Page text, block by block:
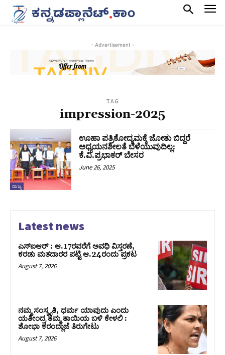
- Advertisement -
TAG
impression-2025
ರಾಜ್ಯ
ಊಹಾ ಪತ್ರಿಕೋದ್ಯಮಕ್ಕೆ ಜೋತು ಬಿದ್ದರೆ
ಅಧ್ಯಯನಶೀಲತೆ ಬೆಳೆಯುವುದಿಲ್ಲ:
ಕೆ.ವಿ.ಪ್ರಭಾಕರ್ ಬೇಸರ
June 26, 2025
Latest news
ಎಸ್‌ಐಆರ್‌ : ಆ.17ರವರೆಗೆ ಅವಧಿ ವಿಸ್ತರಣೆ,
ಕರಡು ಮತದಾರರ ಪಟ್ಟಿ ಆ.24ರಂದು ಪ್ರಕಟ
August 7, 2026
ನಮ್ಮ ಸಂಸ್ಕೃತಿ, ಧರ್ಮ ಯಾವುದು ಎಂದು
ಯತೀಂದ್ರ ತಮ್ಮ ತಾಯಿಯ ಬಳಿ ಕೇಳಲಿ :
ಶೋಭಾ ಕರಂದ್ಲಾಜೆ ತಿರುಗೇಟು
August 7, 2026